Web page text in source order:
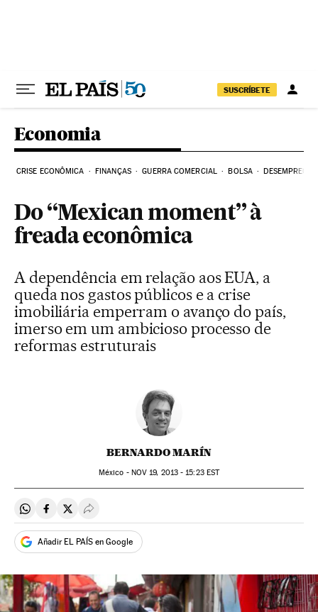
SUSCRÍBETE
Economia
CRISE ECONÔMICA FINANÇAS GUERRA COMERCIAL BOLSA DESEMPREGO
Do “Mexican moment” à
freada econômica
A dependência em relação aos EUA, a
queda nos gastos públicos e a crise
imobiliária emperram o avanço do país,
imerso em um ambicioso processo de
reformas estruturais
BERNARDO MARÍN
México - NOV 19, 2013 - 15:23EST
Compartir en Whatsapp
Compartir en Facebook
Compartir en Twitter
Desplegar Redes Sociales
Añadir EL PAÍS en Google